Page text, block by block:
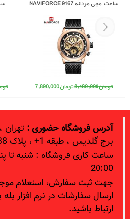
ساعت مچی مردانه NAVIFORCE 9167
تومان8,480,000قیمت اصلی: تومان8,480,000 بود.
تومان7,890,000قیمت فعلی:
آدرس فروشگاه حضوری : تهران
برج گلدیس ، طبقه 1+ ، پلاک 38
20:00
جهت ثبت سفارش، استعلام
ارسال سفارشات در نرم افزار
ارتباط باشید.